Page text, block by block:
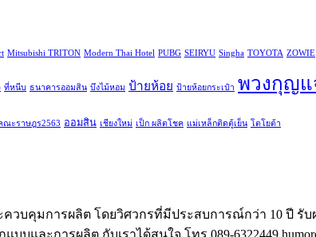
Mitsubishi TRITON Modern Thai Hotel PUBG SEIRYU Singha TOYOTA ZOWIE
ที่หนีบ ธนาคารออมสิน บึงไม้หอม ป้ายห้อย ป้ายห้อยกระเป๋า พวงกุญแ
ณะราษฎร2563 ออมสิน เชียงใหม่ เป็ก ผลิตโชค แม่เหล็กติดตู้เย็น โตโยต้า
บคุมการผลิต โดยวิศวกรที่มีประสบการณ์กว่า 10 ปี รั
การผลิต กับเราได้สนใจ โทร 089-6322449